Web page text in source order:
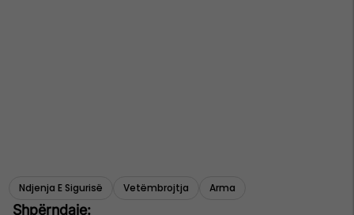
Ndjenja E Sigurisë Vetëmbrojtja Arma